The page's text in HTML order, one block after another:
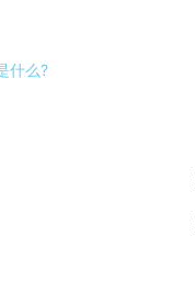
什么?